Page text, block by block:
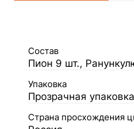
Состав
Пион 9 шт.,
Упаковка
Прозрачная
Страна просхождения